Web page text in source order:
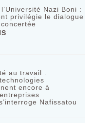
Nazi Boni :
privilégie le dialogue
au travail :
encore à
Nafissatou